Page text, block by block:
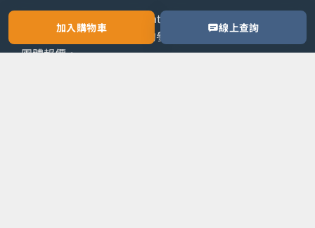
加入購物車
WhatsApp：
2861 8762 歡迎預約參觀陳列室，或索取公司／
團體報價。
線上查詢